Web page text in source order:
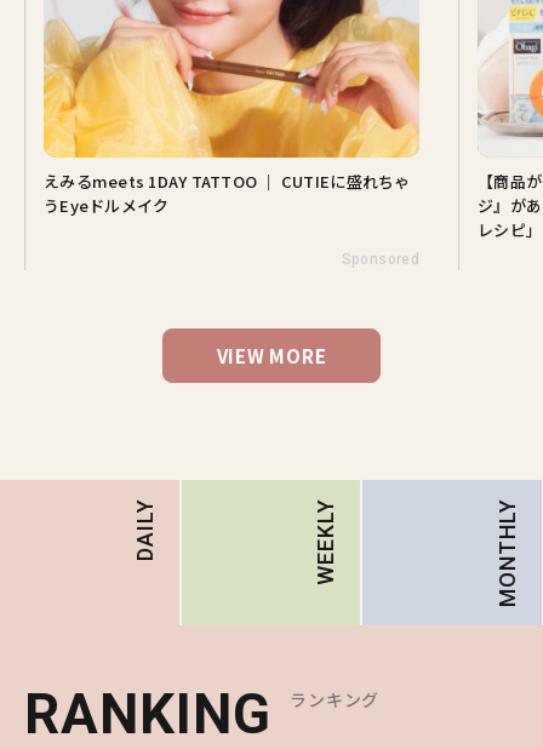
えみるmeets 1DAY TATTOO ｜ CUTIEに盛れちゃ
うEyeドルメイク
Sponsored
【商品
ジ』が
レシピ」
VIEW MORE
DAILY WEEKLY MONTHLY
RANKING ランキング
RANKING ランキング
RANKING ランキング